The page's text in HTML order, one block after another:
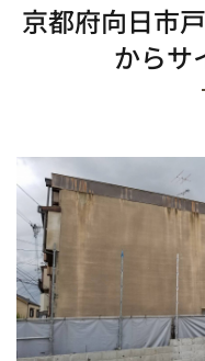
京都府向日市
からサ